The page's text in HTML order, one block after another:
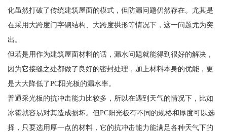
化虽然打破了传统建筑屋面的模式，但防漏问题仍然存在。尤其是
在采用大跨度门字钢结构、大跨度拱形等情况下，这一问题尤为突
出。
但若是用作为建筑屋面材料的话，漏水问题就能得到很好的解决，
因为它接缝之处都做了良好的密封处理，加上材料本身的优能，更
是大大降低了PC阳光板的漏水率。
普通采光板的抗冲击能力比较多，所以在遇到天气的情况下，比如
冰雹就容易对其造成损坏。但PC阳光板有不同的规格和厚度可以选
择，只要选用厚一点的材料，它的抗冲击能力能满足各种天气下的